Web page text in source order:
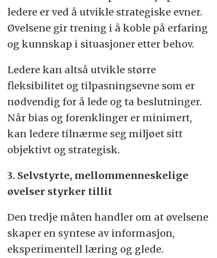
ledere er ved å utvikle strategiske evner.
Øvelsene gir trening i å koble på erfaring
og kunnskap i situasjoner etter behov.
Ledere kan altså utvikle større
fleksibilitet og tilpasningsevne som er
nødvendig for å lede og ta beslutninger.
Når bias og forenklinger er minimert,
kan ledere tilnærme seg miljøet sitt
objektivt og strategisk.
3. Selvstyrte, mellommenneskelige
øvelser styrker tillit
Den tredje måten handler om at øvelsene
skaper en syntese av informasjon,
eksperimentell læring og glede.